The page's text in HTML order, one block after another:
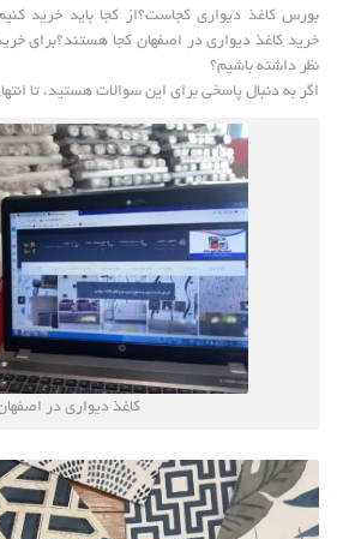
بورس کاغذ دیواری کجاست؟از کجا باید خرید
خرید کاغذ دیواری در اصفهان کجا هستند؟برای
نظر داشته باشیم؟
اگر به دنبال پاسخی برای این سوالات هستید، تا
کاغذ دیواری در